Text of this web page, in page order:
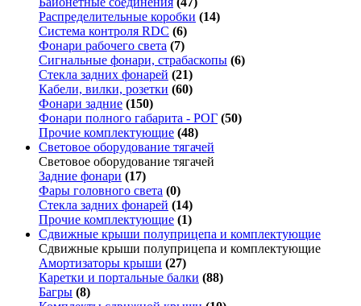
Распределительные коробки (14)
Система контроля RDC (6)
Фонари рабочего света (7)
Сигнальные фонари, страбаскопы (6)
Стекла задних фонарей (21)
Кабели, вилки, розетки (60)
Фонари задние (150)
Фонари полного габарита - РОГ (50)
Прочие комплектующие (48)
Световое оборудование тягачей
Световое оборудование тягачей
Задние фонари (17)
Фары головного света (0)
Стекла задних фонарей (14)
Прочие комплектующие (1)
Сдвижные крыши полуприцепа и комплектующие
Сдвижные крыши полуприцепа и комплектующие
Амортизаторы крыши (27)
Каретки и портальные балки (88)
Багры (8)